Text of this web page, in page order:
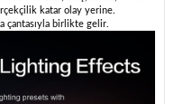
katar olay yerine.
çantasıyla birlikte gelir.